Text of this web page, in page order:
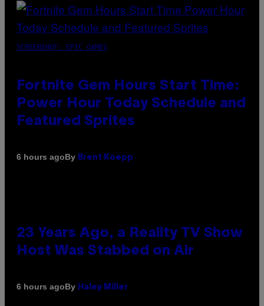
SCREENSHOT: EPIC GAMES
Fortnite Gem Hours Start Time:
Power Hour Today Schedule and
Featured Sprites
6 hours agoBy Brent Koepp
23 Years Ago, a Reality TV Show
Host Was Stabbed on Air
6 hours agoBy Haley Miller